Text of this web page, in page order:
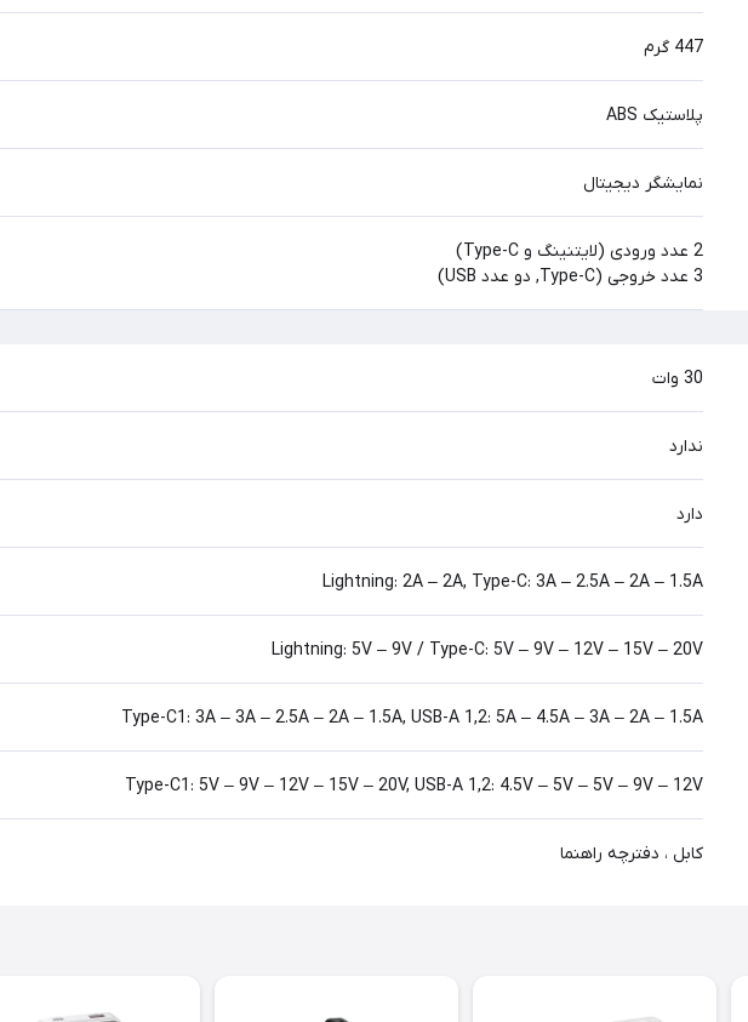
447 گرم
پلاستیک ABS
نمایشگر دیجیتال
2 عدد ورودی (لایتنینگ و Type-C)
3 عدد خروجی (Type-C, دو عدد USB)
30 وات
ندارد
دارد
Lightning: 2A – 2A, Type-C: 3A – 2.5A – 2A – 1.5A
Lightning: 5V – 9V / Type-C: 5V – 9V – 12V – 15V – 20V
Type-C1: 3A – 3A – 2.5A – 2A – 1.5A, USB-A 1,2: 5A – 4.5A – 3A – 2A – 1.5A
Type-C1: 5V – 9V – 12V – 15V – 20V, USB-A 1,2: 4.5V – 5V – 5V – 9V – 12V
کابل ، دفترچه راهنما